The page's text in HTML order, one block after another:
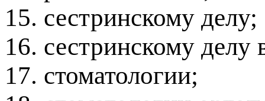
15. сестринскому делу;
16. сестринскому делу
17. стоматологии;